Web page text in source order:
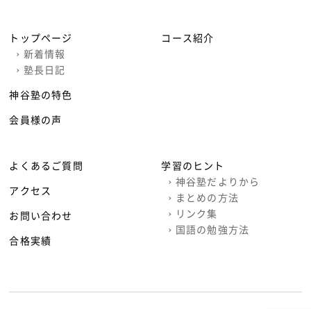
トップページ
› 新着情報
› 塾長日記
神谷塾の特色
会員様の声
コース紹介
よくあるご質問
アクセス
お問い合わせ
合格実績
学習のヒント
› 神谷塾だよりから
› まとめの方法
› リンク集
› 国語の勉強方法